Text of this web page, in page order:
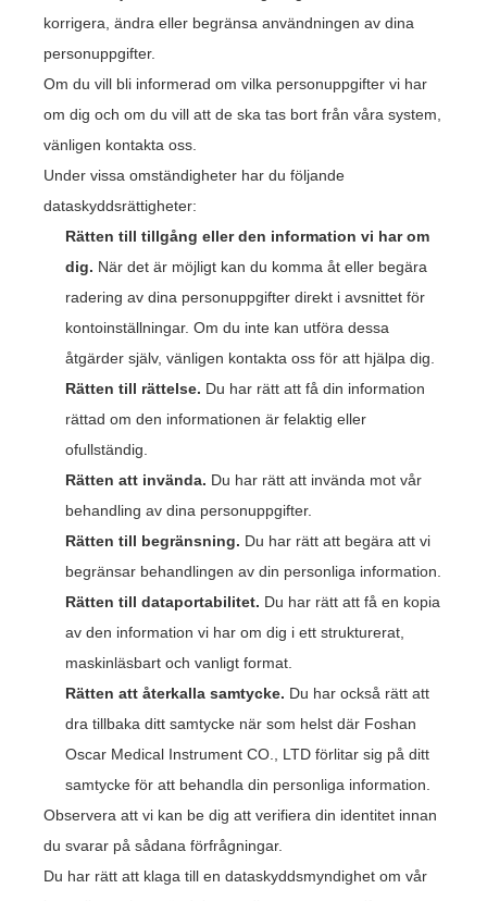
korrigera, ändra eller begränsa användningen av dina
personuppgifter.
Om du vill bli informerad om vilka personuppgifter vi har
om dig och om du vill att de ska tas bort från våra system,
vänligen kontakta oss.
Under vissa omständigheter har du följande
dataskyddsrättigheter:
Rätten till tillgång eller den information vi har om
dig. När det är möjligt kan du komma åt eller begära
radering av dina personuppgifter direkt i avsnittet för
kontoinställningar. Om du inte kan utföra dessa
åtgärder själv, vänligen kontakta oss för att hjälpa dig.
Rätten till rättelse. Du har rätt att få din information
rättad om den informationen är felaktig eller
ofullständig.
Rätten att invända. Du har rätt att invända mot vår
behandling av dina personuppgifter.
Rätten till begränsning. Du har rätt att begära att vi
begränsar behandlingen av din personliga information.
Rätten till dataportabilitet. Du har rätt att få en kopia
av den information vi har om dig i ett strukturerat,
maskinläsbart och vanligt format.
Rätten att återkalla samtycke. Du har också rätt att
dra tillbaka ditt samtycke när som helst där Foshan
Oscar Medical Instrument CO., LTD förlitar sig på ditt
samtycke för att behandla din personliga information.
Observera att vi kan be dig att verifiera din identitet innan
du svarar på sådana förfrågningar.
Du har rätt att klaga till en dataskyddsmyndighet om vår